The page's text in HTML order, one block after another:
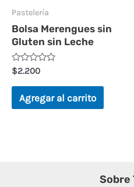
Pastelería
Bolsa Merengues sin
Gluten sin Leche
Valorado
en
0
$2.200
Agregar al carrito
Sobre